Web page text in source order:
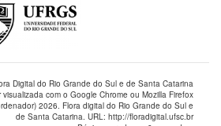
Digital do Rio Grande do Sul e de Santa Catarina
com o Google Chrome ou Mozilla Firefox
2026. Flora digital do Rio Grande do Sul e
de Santa Catarina. URL: http://floradigital.ufsc.br